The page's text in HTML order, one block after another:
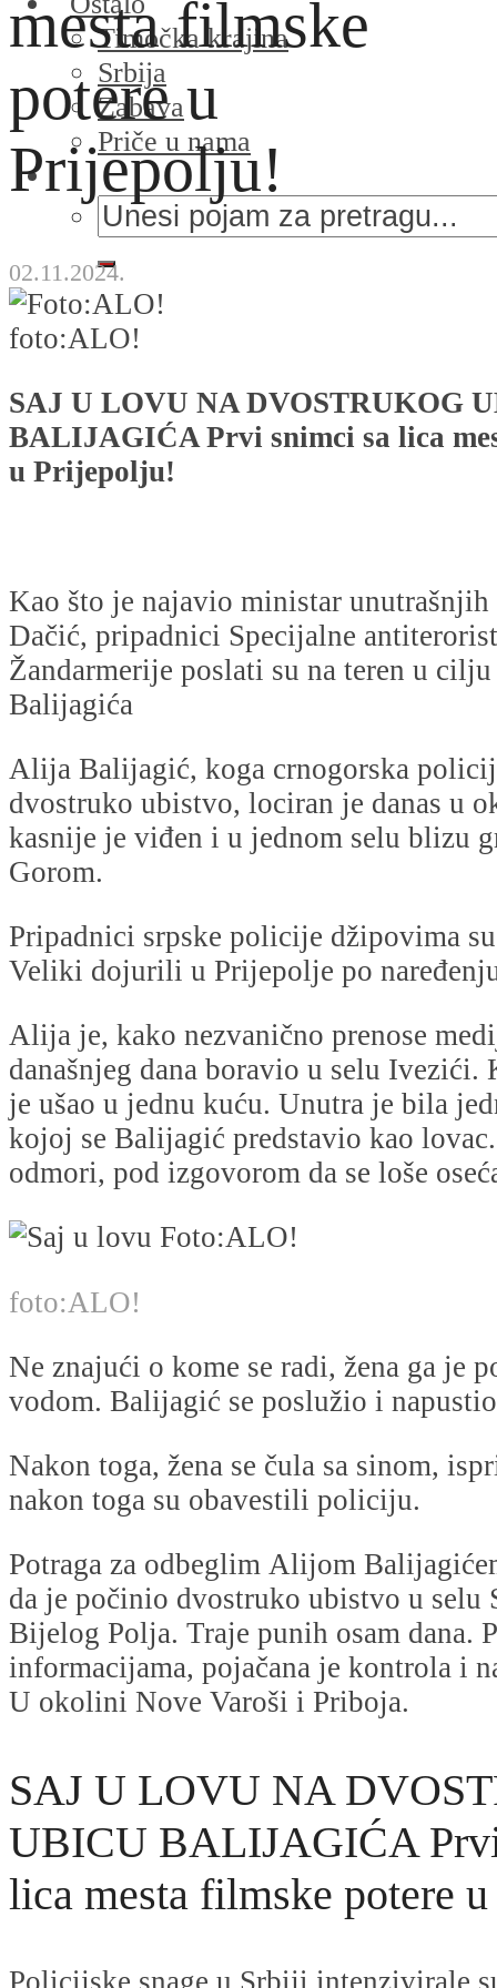
Timočka krajina
Srbija
Zabava
Priče u nama
mesta filmske
potere u
Prijepolju!
02.11.2024.
foto:ALO!
SAJ U LOVU NA DVOSTRUKOG
BALIJAGIĆA Prvi snimci sa lica
u Prijepolju!
Kao što je najavio ministar
Dačić, pripadnici Specijalne
Žandarmerije poslati su na teren u
Balijagića
Alija Balijagić, koga crnogorska
dvostruko ubistvo, lociran je danas u
kasnije je viđen i u jednom selu blizu
Gorom.
Pripadnici srpske policije džipovima
Veliki dojurili u Prijepolje po
Alija je, kako nezvanično prenose
današnjeg dana boravio u selu Ivezići.
je ušao u jednu kuću. Unutra je bila
kojoj se Balijagić predstavio kao
odmori, pod izgovorom da se loše
foto:ALO!
Ne znajući o kome se radi, žena ga je
vodom. Balijagić se poslužio i
Nakon toga, žena se čula sa sinom,
nakon toga su obavestili policiju.
Potraga za odbeglim Alijom
da je počinio dvostruko ubistvo u selu
Bijelog Polja. Traje punih osam dana.
informacijama, pojačana je kontrola i
U okolini Nove Varoši i Priboja.
SAJ U LOVU NA
UBICU BALIJAGIĆA
lica mesta filmske potere